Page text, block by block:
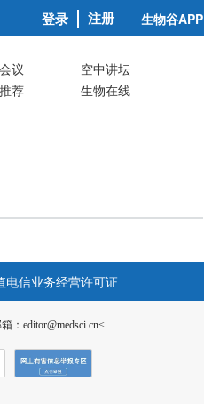
登录 注册 生物谷APP
议
空中讲坛
荐
生物在线
电信业务经营许可证
：editor@medsci.cn<